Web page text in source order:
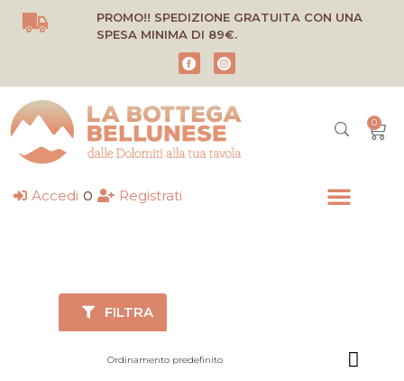
Vai
PROMO!! SPEDIZIONE GRATUITA CON UNA
SPESA MINIMA DI 89€.
0
Accedi o Registrati
FILTRA